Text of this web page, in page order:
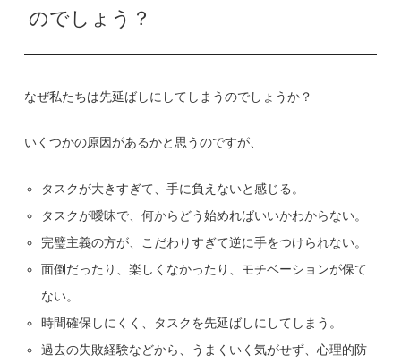
のでしょう？
なぜ私たちは先延ばしにしてしまうのでしょうか？
いくつかの原因があるかと思うのですが、
タスクが大きすぎて、手に負えないと感じる。
タスクが曖昧で、何からどう始めればいいかわからない。
完璧主義の方が、こだわりすぎて逆に手をつけられない。
面倒だったり、楽しくなかったり、モチベーションが保て
ない。
時間確保しにくく、タスクを先延ばしにしてしまう。
過去の失敗経験などから、うまくいく気がせず、心理的防